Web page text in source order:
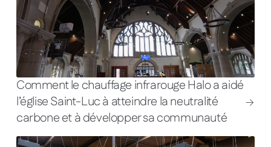
Comment le chauffage infrarouge Halo a aidé
l’église Saint-Luc à atteindre la neutralité
carbone et à développer sa communauté